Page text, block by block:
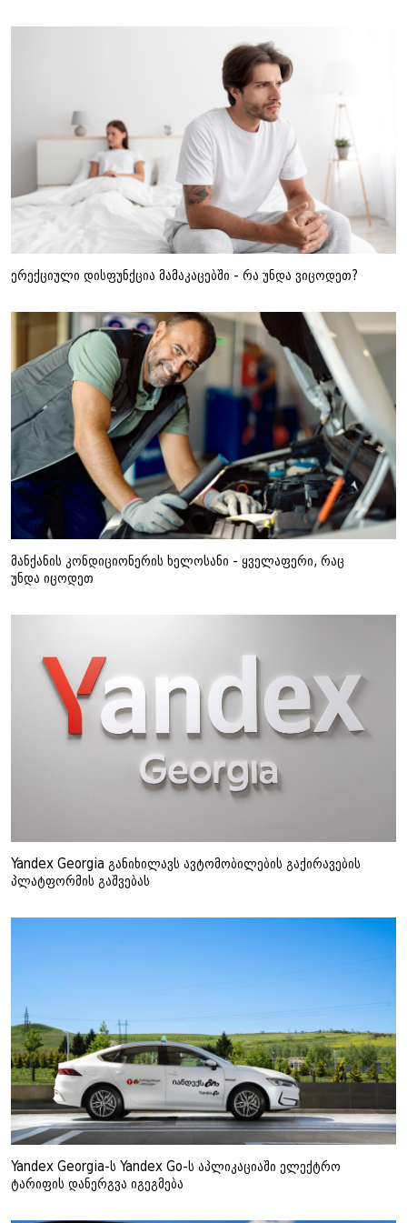
ერექციული დისფუნქცია მამაკაცებში - რა უნდა ვიცოდეთ?
მანქანის კონდიციონერის ხელოსანი - ყველაფერი, რაც
უნდა იცოდეთ
Yandex Georgia განიხილავს ავტომობილების გაქირავების
პლატფორმის გაშვებას
Yandex Georgia-ს Yandex Go-ს აპლიკაციაში ელექტრო
ტარიფის დანერგვა იგეგმება